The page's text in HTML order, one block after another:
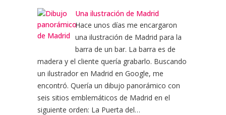
Una ilustración de Madrid
Hace unos días me encargaron
una ilustración de Madrid para la
barra de un bar. La barra es de
madera y el cliente quería grabarlo. Buscando
un ilustrador en Madrid en Google, me
encontró. Quería un dibujo panorámico con
seis sitios emblemáticos de Madrid en el
siguiente orden: La Puerta del…